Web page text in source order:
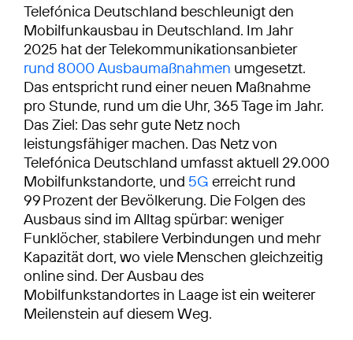
Telefónica Deutschland beschleunigt den
Mobilfunkausbau in Deutschland. Im Jahr
2025 hat der Telekommunikationsanbieter
rund 8000 Ausbaumaßnahmen umgesetzt.
Das entspricht rund einer neuen Maßnahme
pro Stunde, rund um die Uhr, 365 Tage im Jahr.
Das Ziel: Das sehr gute Netz noch
leistungsfähiger machen. Das Netz von
Telefónica Deutschland umfasst aktuell 29.000
Mobilfunkstandorte, und 5G erreicht rund
99 Prozent der Bevölkerung. Die Folgen des
Ausbaus sind im Alltag spürbar: weniger
Funklöcher, stabilere Verbindungen und mehr
Kapazität dort, wo viele Menschen gleichzeitig
online sind. Der Ausbau des
Mobilfunkstandortes in Laage ist ein weiterer
Meilenstein auf diesem Weg.